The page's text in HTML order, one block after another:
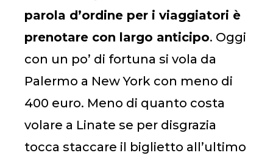
parola d’ordine per i viaggiatori è
prenotare con largo anticipo. Oggi
con un po’ di fortuna si vola da
Palermo a New York con meno di
400 euro. Meno di quanto costa
volare a Linate se per disgrazia
tocca staccare il biglietto all’ultimo